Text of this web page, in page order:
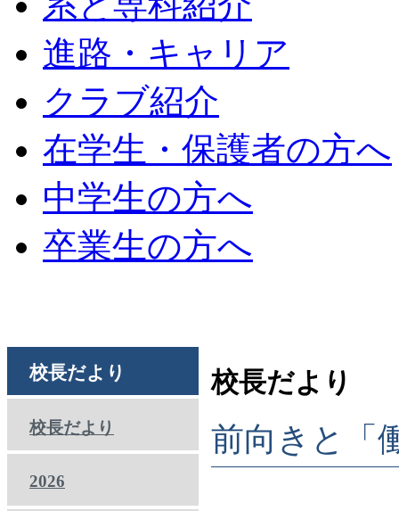
進路・キャリア
クラブ紹介
在学生・保護者の方へ
中学生の方へ
卒業生の方へ
校長だより
校長だより
2026
校長だより
前向きと「